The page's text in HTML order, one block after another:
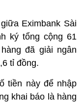
Eximbank Sài
ký tổng cộng 61
đã giải ngân
tỉ đồng.
tiền này để nhập
khai báo là hàng